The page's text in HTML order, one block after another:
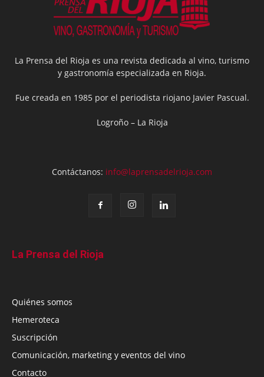
La Prensa del Rioja es una revista dedicada al vino, turismo
y gastronomía especializada en Rioja.
Fue creada en 1985 por el periodista riojano Javier Pascual.
Logroño – La Rioja
Contáctanos: info@laprensadelrioja.com
La Prensa del Rioja
Quiénes somos
Hemeroteca
Suscripción
Comunicación, marketing y eventos del vino
Contacto